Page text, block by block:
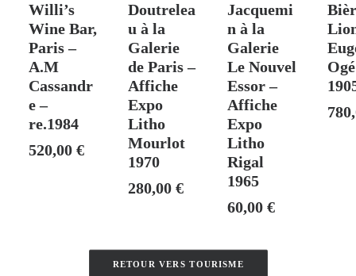
Willi’s
Wine Bar,
Paris –
A.M
Cassandr
e –
re.1984
520,00 €
Doutrelea
u à la
Galerie
de Paris –
Affiche
Expo
Litho
Mourlot
1970
280,00€
Jacquemi
n à la
Galerie
Le Nouvel
Essor –
Affiche
Expo
Litho
Rigal
1965
60,00€
RETOUR VERS TOURISME